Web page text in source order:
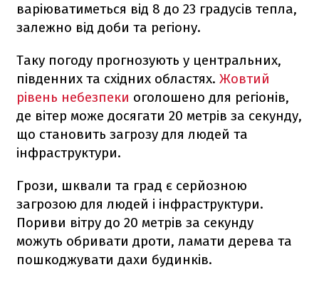
варіюватиметься від 8 до 23 градусів тепла,
залежно від доби та регіону.
Таку погоду прогнозують у центральних,
південних та східних областях. Жовтий
рівень небезпеки оголошено для регіонів,
де вітер може досягати 20 метрів за секунду,
що становить загрозу для людей та
інфраструктури.
Грози, шквали та град є серйозною
загрозою для людей і інфраструктури.
Пориви вітру до 20 метрів за секунду
можуть обривати дроти, ламати дерева та
пошкоджувати дахи будинків.